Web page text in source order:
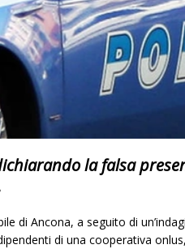
la falsa
di Ancona, a seguito di
di una cooperativa